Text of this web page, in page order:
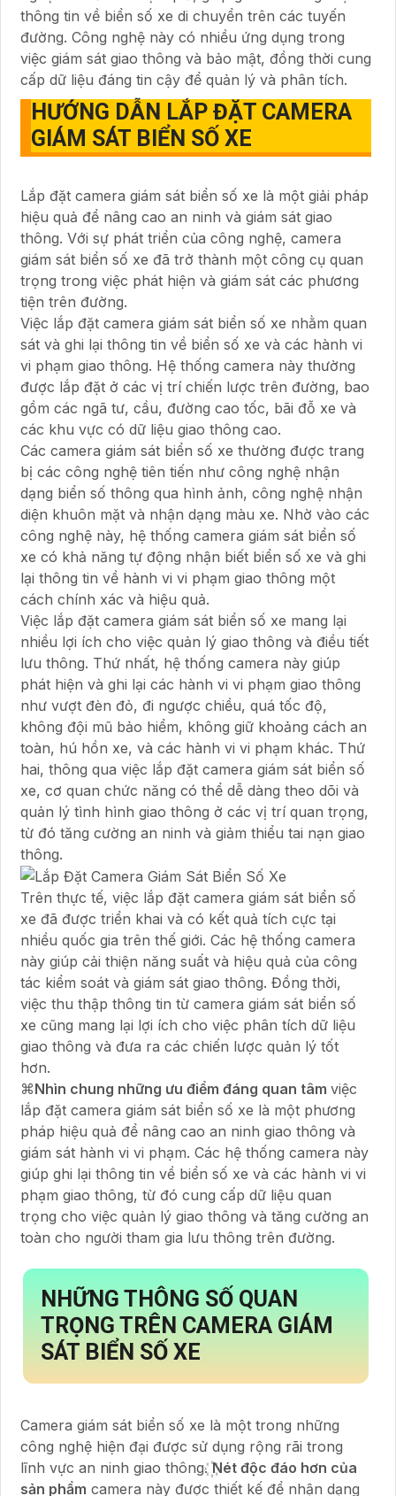
thông tin về biển số xe di chuyển trên các tuyến
đường. Công nghệ này có nhiều ứng dụng trong
việc giám sát giao thông và bảo mật, đồng thời cung
cấp dữ liệu đáng tin cậy để quản lý và phân tích.
HƯỚNG DẪN LẮP ĐẶT CAMERA
GIÁM SÁT BIỂN SỐ XE
Lắp đặt camera giám sát biển số xe là một giải pháp
hiệu quả để nâng cao an ninh và giám sát giao
thông. Với sự phát triển của công nghệ, camera
giám sát biển số xe đã trở thành một công cụ quan
trọng trong việc phát hiện và giám sát các phương
tiện trên đường.
Việc lắp đặt camera giám sát biển số xe nhằm quan
sát và ghi lại thông tin về biển số xe và các hành vi
vi phạm giao thông. Hệ thống camera này thường
được lắp đặt ở các vị trí chiến lược trên đường, bao
gồm các ngã tư, cầu, đường cao tốc, bãi đỗ xe và
các khu vực có dữ liệu giao thông cao.
Các camera giám sát biển số xe thường được trang
bị các công nghệ tiên tiến như công nghệ nhận
dạng biển số thông qua hình ảnh, công nghệ nhận
diện khuôn mặt và nhận dạng màu xe. Nhờ vào các
công nghệ này, hệ thống camera giám sát biển số
xe có khả năng tự động nhận biết biển số xe và ghi
lại thông tin về hành vi vi phạm giao thông một
cách chính xác và hiệu quả.
Việc lắp đặt camera giám sát biển số xe mang lại
nhiều lợi ích cho việc quản lý giao thông và điều tiết
lưu thông. Thứ nhất, hệ thống camera này giúp
phát hiện và ghi lại các hành vi vi phạm giao thông
như vượt đèn đỏ, đi ngược chiều, quá tốc độ,
không đội mũ bảo hiểm, không giữ khoảng cách an
toàn, hú hồn xe, và các hành vi vi phạm khác. Thứ
hai, thông qua việc lắp đặt camera giám sát biển số
xe, cơ quan chức năng có thể dễ dàng theo dõi và
quản lý tình hình giao thông ở các vị trí quan trọng,
từ đó tăng cường an ninh và giảm thiểu tai nạn giao
thông.
Trên thực tế, việc lắp đặt camera giám sát biển số
xe đã được triển khai và có kết quả tích cực tại
nhiều quốc gia trên thế giới. Các hệ thống camera
này giúp cải thiện năng suất và hiệu quả của công
tác kiểm soát và giám sát giao thông. Đồng thời,
việc thu thập thông tin từ camera giám sát biển số
xe cũng mang lại lợi ích cho việc phân tích dữ liệu
giao thông và đưa ra các chiến lược quản lý tốt
hơn.
⌘Nhìn chung những ưu điểm đáng quan tâm việc
lắp đặt camera giám sát biển số xe là một phương
pháp hiệu quả để nâng cao an ninh giao thông và
giám sát hành vi vi phạm. Các hệ thống camera này
giúp ghi lại thông tin về biển số xe và các hành vi vi
phạm giao thông, từ đó cung cấp dữ liệu quan
trọng cho việc quản lý giao thông và tăng cường an
toàn cho người tham gia lưu thông trên đường.
NHỮNG THÔNG SỐ QUAN
TRỌNG TRÊN CAMERA GIÁM
SÁT BIỂN SỐ XE
Camera giám sát biển số xe là một trong những
công nghệ hiện đại được sử dụng rộng rãi trong
lĩnh vực an ninh giao thông. ꙰Nét độc đáo hơn của
sản phẩm camera này được thiết kế để nhận dạng